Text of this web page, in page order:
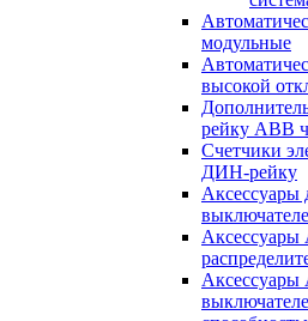
модульные
высокой
рейку ABB
Счетчики
ДИН-рейку
Аксессуары
Аксессуары
Аксессуары